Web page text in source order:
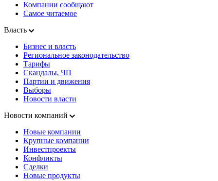
Компании сообщают
Самое читаемое
Власть
Бизнес и власть
Региональное законодательство
Тарифы
Скандалы, ЧП
Партии и движения
Выборы
Новости власти
Новости компаний
Новые компании
Крупные компании
Инвестпроекты
Конфликты
Сделки
Новые продукты